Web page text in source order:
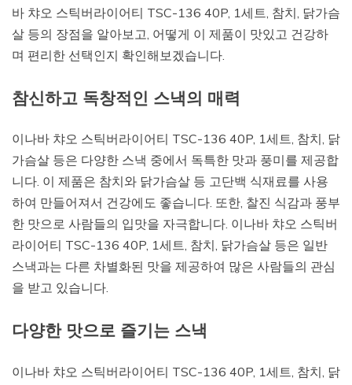
바 챠오 스틱버라이어티 TSC-136 40P, 1세트, 참치, 닭가슴
살 등의 장점을 알아보고, 어떻게 이 제품이 맛있고 건강하
며 편리한 선택인지 확인해보겠습니다.
참신하고 독창적인 스낵의 매력
이나바 챠오 스틱버라이어티 TSC-136 40P, 1세트, 참치, 닭
가슴살 등은 다양한 스낵 중에서 독특한 맛과 풍미를 제공합
니다. 이 제품은 참치와 닭가슴살 등 고단백 식재료를 사용
하여 만들어져서 건강에도 좋습니다. 또한, 찰진 식감과 풍부
한 맛으로 사람들의 입맛을 자극합니다. 이나바 챠오 스틱버
라이어티 TSC-136 40P, 1세트, 참치, 닭가슴살 등은 일반
스낵과는 다른 차별화된 맛을 제공하여 많은 사람들의 관심
을 받고 있습니다.
다양한 맛으로 즐기는 스낵
이나바 챠오 스틱버라이어티 TSC-136 40P, 1세트, 참치, 닭